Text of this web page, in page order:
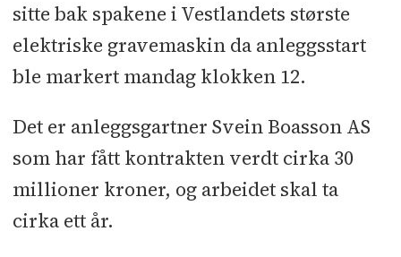
sitte bak spakene i Vestlandets største
elektriske gravemaskin da anleggsstart
ble markert mandag klokken 12.
Det er anleggsgartner Svein Boasson AS
som har fått kontrakten verdt cirka 30
millioner kroner, og arbeidet skal ta
cirka ett år.